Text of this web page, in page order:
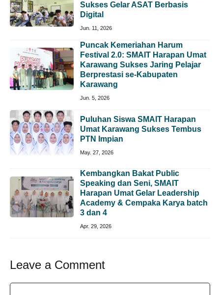
Sukses Gelar ASAT Berbasis
Digital
Jun. 11, 2026
Puncak Kemeriahan Harum
Festival 2.0: SMAIT Harapan Umat
Karawang Sukses Jaring Pelajar
Berprestasi se-Kabupaten
Karawang
Jun. 5, 2026
Puluhan Siswa SMAIT Harapan
Umat Karawang Sukses Tembus
PTN Impian
May. 27, 2026
Kembangkan Bakat Public
Speaking dan Seni, SMAIT
Harapan Umat Gelar Leadership
Academy & Cempaka Karya batch
3 dan 4
Apr. 29, 2026
Leave a Comment
Comment